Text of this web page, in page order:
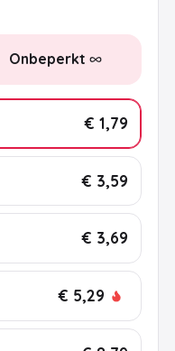
Onbeperkt
€ 1,79
€ 3,59
€ 3,69
€ 5,29